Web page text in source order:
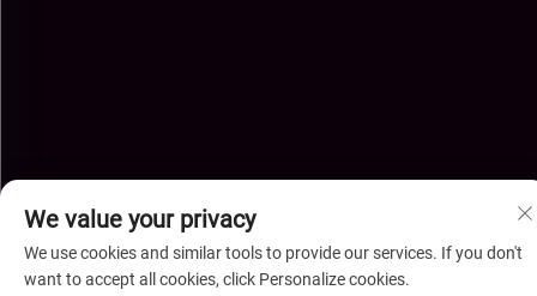
Derechos de autor © Hebei Xingye Import Export Co., Ltd. Todos
los derechos reservados-Política de privacidad
We value your privacy
We use cookies and similar tools to provide our services. If you don't
want to accept all cookies, click Personalize cookies.